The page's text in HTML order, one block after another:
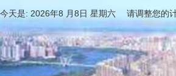
今天是: 2026年8 月8日 星期六 请调整您的